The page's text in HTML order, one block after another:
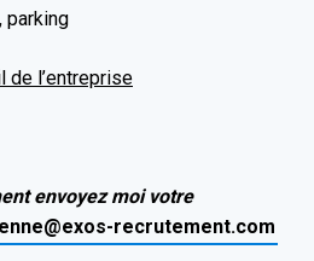
parking
de l’entreprise
envoyez moi votre
recrutement.com